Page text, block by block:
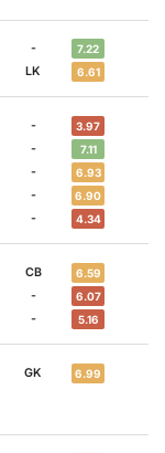
- 7.22
LK 6.61
- 3.97
- 7.11
- 6.93
- 6.90
- 4.34
CB 6.59
- 6.07
- 5.16
GK 6.99